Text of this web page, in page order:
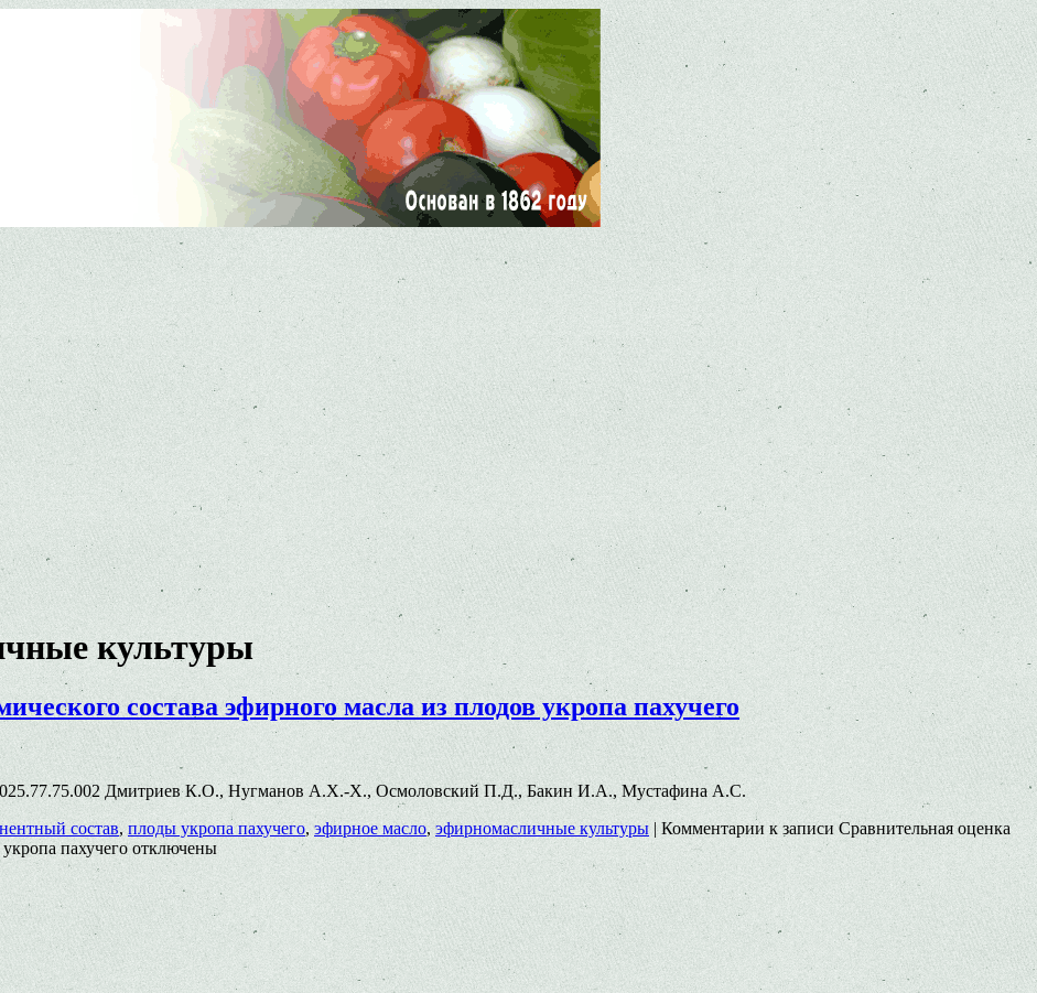
культуры
состава эфирного масла из плодов укропа пахучего
Дмитриев К.О., Нугманов А.Х.-Х., Осмоловский П.Д., Бакин И.А., Мустафина А.С.
состав, плоды укропа пахучего, эфирное масло, эфирномасличные культуры | Комментариик записи Сравнительная оценка
пахучегоотключены